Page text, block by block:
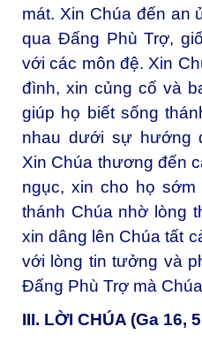
mát. Xin Chúa đến an
qua Đấng Phù Trợ,
với các môn đệ. Xin
đình, xin củng cố và
giúp họ biết sống
nhau dưới sự hướng
Xin Chúa thương đến
ngục, xin cho họ
thánh Chúa nhờ lòng
xin dâng lên Chúa tất
với lòng tin tưởng và
Đấng Phù Trợ mà
III. LỜI CHÚA (Ga 16,